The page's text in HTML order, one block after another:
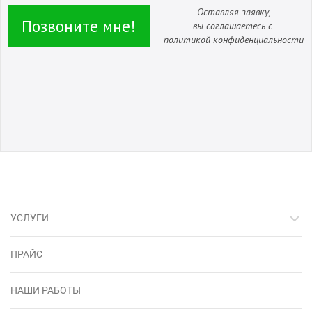
Позвоните мне!
Оставляя заявку,
вы соглашаетесь с
политикой конфиденциальности
УСЛУГИ
ПРАЙС
НАШИ РАБОТЫ